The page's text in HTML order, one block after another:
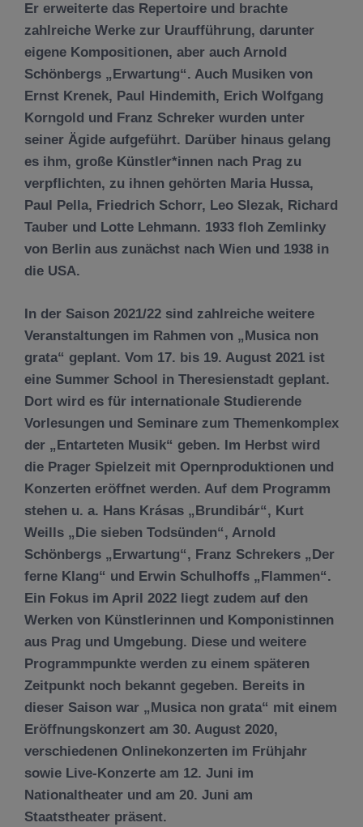
Er erweiterte das Repertoire und brachte
zahlreiche Werke zur Uraufführung, darunter
eigene Kompositionen, aber auch Arnold
Schönbergs „Erwartung“. Auch Musiken von
Ernst Krenek, Paul Hindemith, Erich Wolfgang
Korngold und Franz Schreker wurden unter
seiner Ägide aufgeführt. Darüber hinaus gelang
es ihm, große Künstler*innen nach Prag zu
verpflichten, zu ihnen gehörten Maria Hussa,
Paul Pella, Friedrich Schorr, Leo Slezak, Richard
Tauber und Lotte Lehmann. 1933 floh Zemlinky
von Berlin aus zunächst nach Wien und 1938 in
die USA.
In der Saison 2021/22 sind zahlreiche weitere
Veranstaltungen im Rahmen von „Musica non
grata“ geplant. Vom 17. bis 19. August 2021 ist
eine Summer School in Theresienstadt geplant.
Dort wird es für internationale Studierende
Vorlesungen und Seminare zum Themenkomplex
der „Entarteten Musik“ geben. Im Herbst wird
die Prager Spielzeit mit Opernproduktionen und
Konzerten eröffnet werden. Auf dem Programm
stehen u. a. Hans Krásas „Brundibár“, Kurt
Weills „Die sieben Todsünden“, Arnold
Schönbergs „Erwartung“, Franz Schrekers „Der
ferne Klang“ und Erwin Schulhoffs „Flammen“.
Ein Fokus im April 2022 liegt zudem auf den
Werken von Künstlerinnen und Komponistinnen
aus Prag und Umgebung. Diese und weitere
Programmpunkte werden zu einem späteren
Zeitpunkt noch bekannt gegeben. Bereits in
dieser Saison war „Musica non grata“ mit einem
Eröffnungskonzert am 30. August 2020,
verschiedenen Onlinekonzerten im Frühjahr
sowie Live-Konzerte am 12. Juni im
Nationaltheater und am 20. Juni am
Staatstheater präsent.